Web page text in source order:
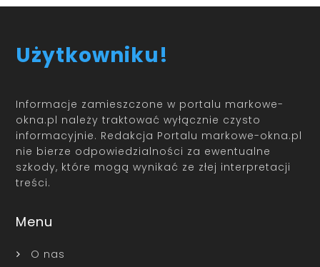
Użytkowniku!
Informacje zamieszczone w portalu markowe-
okna.pl należy traktować wyłącznie czysto
informacyjnie. Redakcja Portalu markowe-okna.pl
nie bierze odpowiedzialności za ewentualne
szkody, które mogą wynikać ze złej interpretacji
treści.
Menu
O nas